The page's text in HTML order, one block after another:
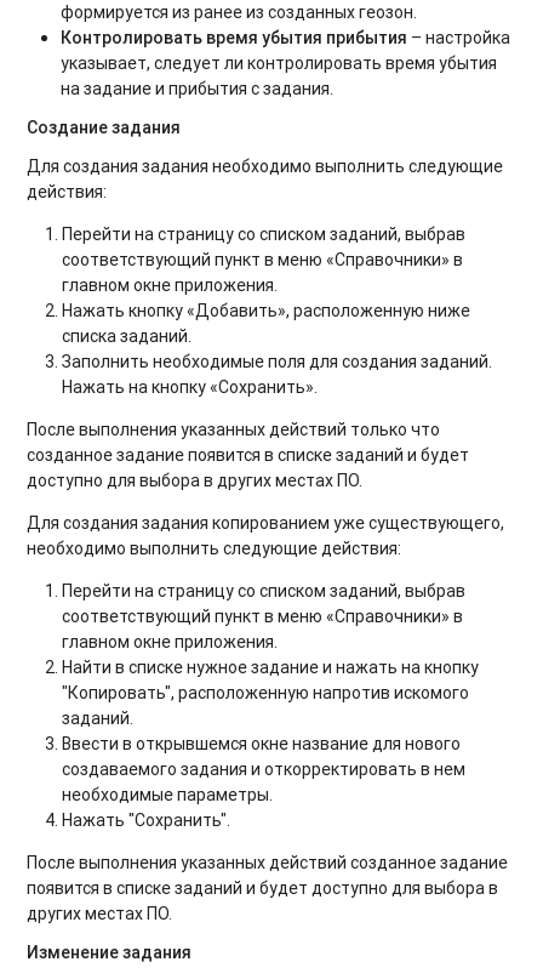
формируется из ранее из созданных геозон.
Контролировать время убытия прибытия – настройка
указывает, следует ли контролировать время убытия
на задание и прибытия с задания.
Создание задания
Для создания задания необходимо выполнить следующие
действия:
Перейти на страницу со списком заданий, выбрав
соответствующий пункт в меню «Справочники» в
главном окне приложения.
Нажать кнопку «Добавить», расположенную ниже
списка заданий.
Заполнить необходимые поля для создания заданий.
Нажать на кнопку «Сохранить».
После выполнения указанных действий только что
созданное задание появится в списке заданий и будет
доступно для выбора в других местах ПО.
Для создания задания копированием уже существующего,
необходимо выполнить следующие действия:
Перейти на страницу со списком заданий, выбрав
соответствующий пункт в меню «Справочники» в
главном окне приложения.
Найти в списке нужное задание и нажать на кнопку
"Копировать", расположенную напротив искомого
заданий.
Ввести в открывшемся окне название для нового
создаваемого задания и откорректировать в нем
необходимые параметры.
Нажать "Сохранить".
После выполнения указанных действий созданное задание
появится в списке заданий и будет доступно для выбора в
других местах ПО.
Изменение задания